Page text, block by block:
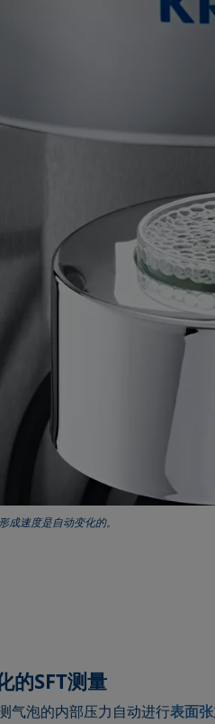
成速度是自动变化的。
的SFT测量
气泡的内部压力自动进行表面